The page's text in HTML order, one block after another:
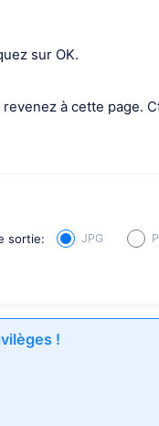
sur OK.
à cette page.
sortie: JPG
!